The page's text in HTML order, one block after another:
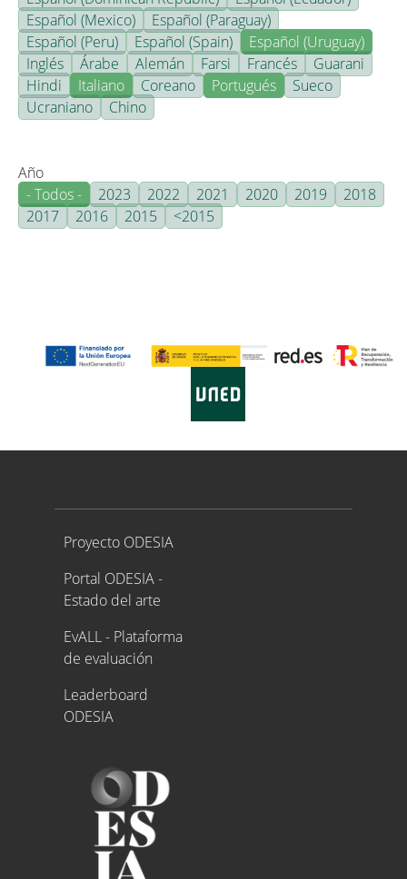
Español (Mexico)
Español (Paraguay)
Español (Peru)
Español (Spain)
Español (Uruguay)
Inglés
Árabe Alemán Farsi Francés
Guarani
Hindi
Italiano Coreano Portugués
Sueco
Ucraniano
Chino
Año
- Todos -
2023 2022 2021 2020 2019
2018
2017
2016 2015 <2015
Proyecto ODESIA
Proyecto ODESIA
Portal ODESIA -
Estado del arte
EvALL - Plataforma
de evaluación
Leaderboard
ODESIA